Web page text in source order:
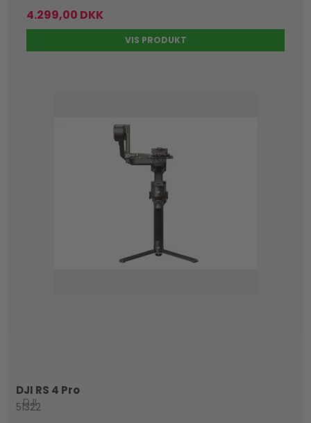
4.299,00 DKK
VIS PRODUKT
DJI RS 4 Pro
DJI
51322